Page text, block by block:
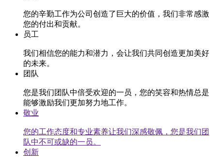
您的辛勤工作为公司创造了巨大的价值，我们非常感激
您的付出和贡献。
员工
我们相信您的能力和潜力，会让我们共同创造更加美好
的未来。
团队
您是我们团队中倍受欢迎的一员，您的笑容和热情总是
能够激励我们更加努力地工作。
敬业
您的工作态度和专业素养让我们深感敬佩，您是我们团
队中不可或缺的一员。
创新